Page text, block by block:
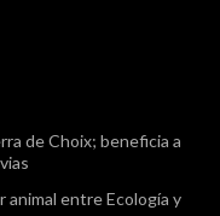
de Choix; beneficia a
entre Ecología y